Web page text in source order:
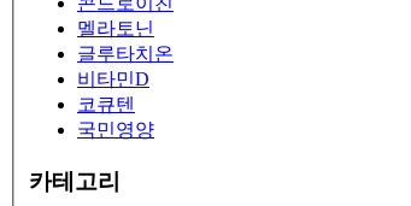
멜라토닌
글루타치온
비타민D
코큐텐
국민영양
카테고리